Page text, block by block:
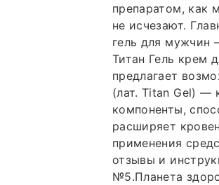
препаратом, как
не исчезают.
гель для мужчин
Титан Гель крем
предлагает
(лат. Titan Gel) —
компоненты,
расширяет
применения
отзывы и
№5.Планета